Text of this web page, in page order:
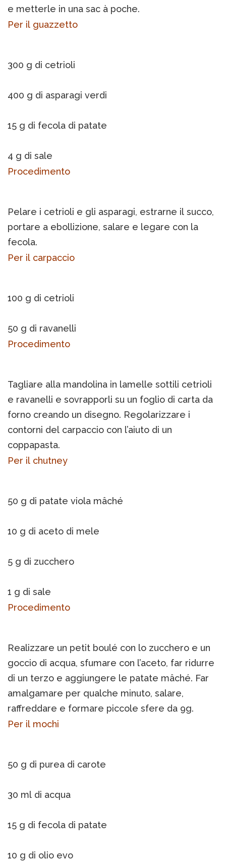
e metterle in una sac à poche.
Per il guazzetto
300 g di cetrioli
400 g di asparagi verdi
15 g di fecola di patate
4 g di sale
Procedimento
Pelare i cetrioli e gli asparagi, estrarne il succo,
portare a ebollizione, salare e legare con la
fecola.
Per il carpaccio
100 g di cetrioli
50 g di ravanelli
Procedimento
Tagliare alla mandolina in lamelle sottili cetrioli
e ravanelli e sovrapporli su un foglio di carta da
forno creando un disegno. Regolarizzare i
contorni del carpaccio con l’aiuto di un
coppapasta.
Per il chutney
50 g di patate viola mâché
10 g di aceto di mele
5 g di zucchero
1 g di sale
Procedimento
Realizzare un petit boulé con lo zucchero e un
goccio di acqua, sfumare con l’aceto, far ridurre
di un terzo e aggiungere le patate mâché. Far
amalgamare per qualche minuto, salare,
raffreddare e formare piccole sfere da 9g.
Per il mochi
50 g di purea di carote
30 ml di acqua
15 g di fecola di patate
10 g di olio evo